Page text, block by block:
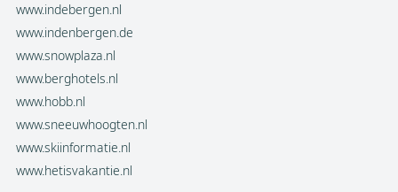
www.indebergen.nl
www.indenbergen.de
www.snowplaza.nl
www.berghotels.nl
www.hobb.nl
www.sneeuwhoogten.nl
www.skiinformatie.nl
www.hetisvakantie.nl